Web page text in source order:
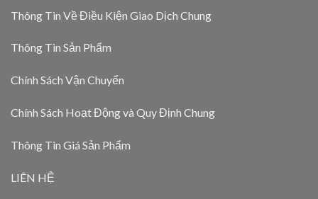
Thông Tin Về Điều Kiện Giao Dịch Chung
Thông Tin Sản Phẩm
Chính Sách Vận Chuyển
Chính Sách Hoạt Động và Quy Định Chung
Thông Tin Giá Sản Phẩm
LIÊN HỆ